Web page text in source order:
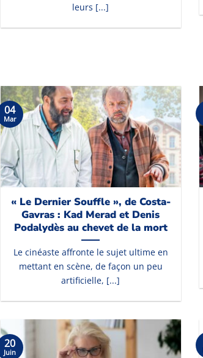
leurs [...]
« Le Dernier Souffle », de Costa-
Gavras : Kad Merad et Denis
Podalydès au chevet de la mort
Le cinéaste affronte le sujet ultime en
mettant en scène, de façon un peu
artificielle, [...]
04
Mar
20
Juin